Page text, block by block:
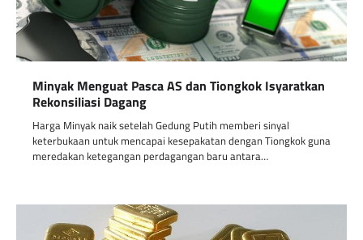
Minyak Menguat Pasca AS dan Tiongkok Isyaratkan
Rekonsiliasi Dagang
Harga Minyak naik setelah Gedung Putih memberi sinyal
keterbukaan untuk mencapai kesepakatan dengan Tiongkok guna
meredakan ketegangan perdagangan baru antara…